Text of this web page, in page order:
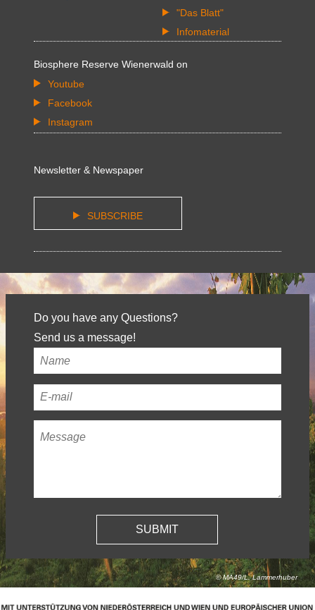
"Das Blatt"
Infomaterial
Biosphere Reserve Wienerwald on
Youtube
Facebook
Instagram
Newsletter & Newspaper
SUBSCRIBE
Do you have any Questions?
Send us a message!
Your
name*
Your
email
address*
Message
© MA49/L. Lammerhuber